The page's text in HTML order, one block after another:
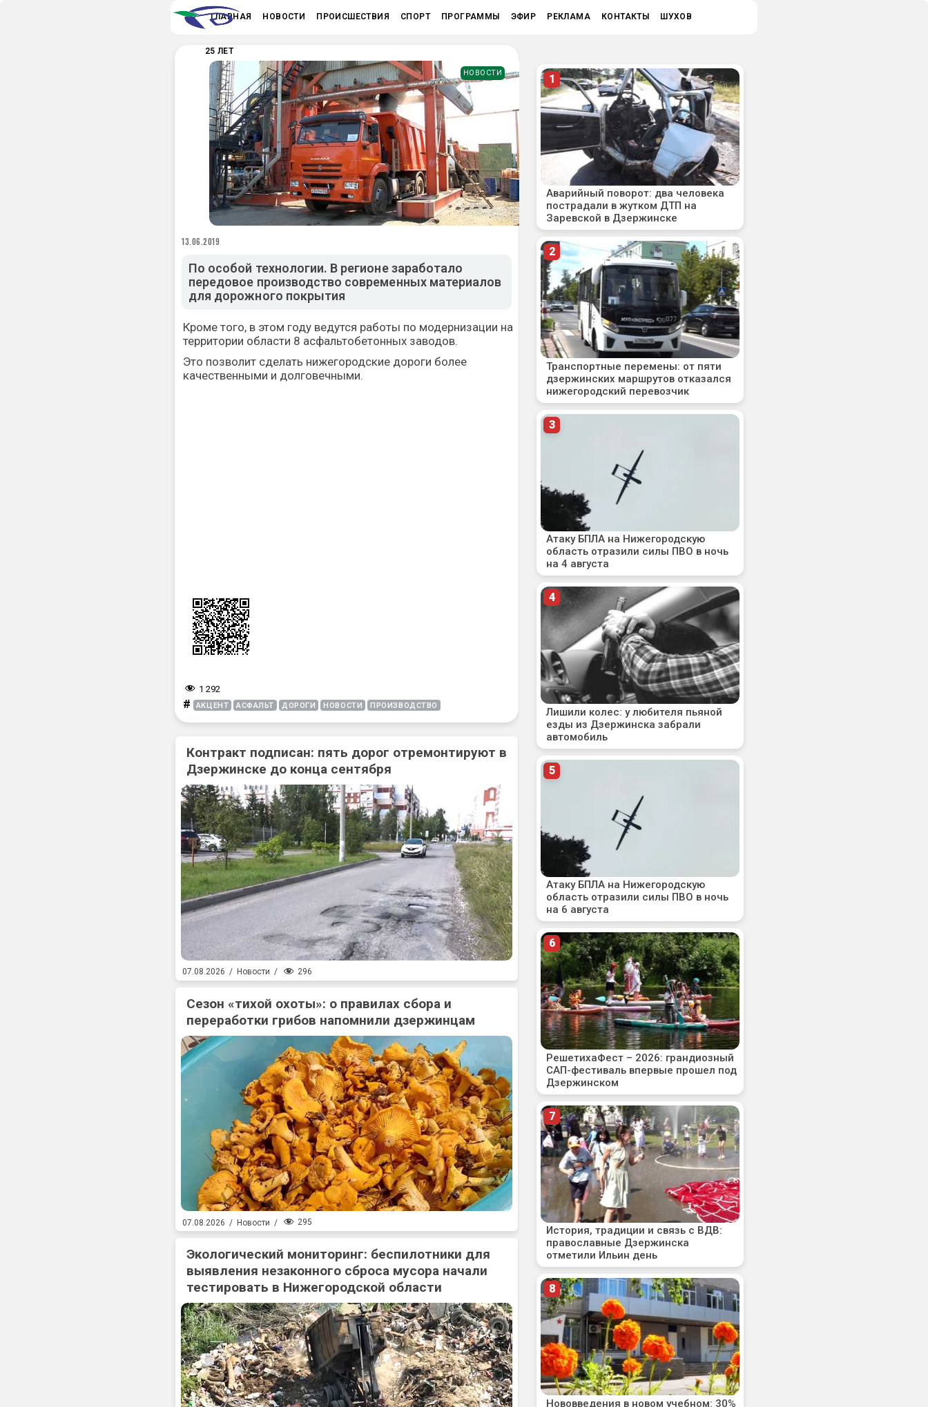
ГЛАВНАЯ НОВОСТИ ПРОИСШЕСТВИЯ СПОРТ ПРОГРАММЫ ЭФИР РЕКЛАМА КОНТАКТЫ ШУХОВ
25 ЛЕТ
НОВОСТИ
13.06.2019
По особой технологии. В регионе заработало
передовое производство современных материалов
для дорожного покрытия
Кроме того, в этом году ведутся работы по модернизации на
территории области 8 асфальтобетонных заводов.
Это позволит сделать нижегородские дороги более
качественными и долговечными.
1 292
# АКЦЕНТ АСФАЛЬТ ДОРОГИ НОВОСТИ ПРОИЗВОДСТВО
Контракт подписан: пять дорог отремонтируют в
Дзержинске до конца сентября
07.08.2026 / Новости / 296
Сезон «тихой охоты»: о правилах сбора и
переработки грибов напомнили дзержинцам
07.08.2026 / Новости / 295
Экологический мониторинг: беспилотники для
выявления незаконного сброса мусора начали
тестировать в Нижегородской области